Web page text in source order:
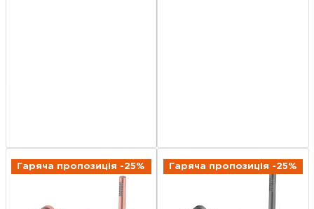
Гаряча пропозиція -25% Гаряча пропозиція -25%